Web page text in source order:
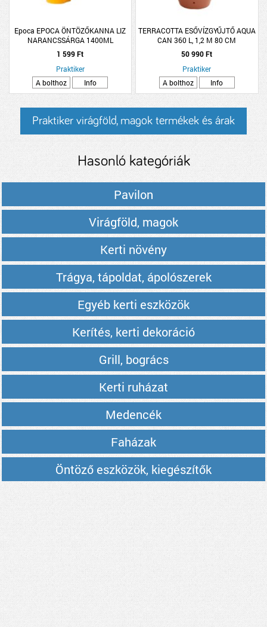
Epoca EPOCA ÖNTÖZŐKANNA LIZ
NARANCSSÁRGA 1400ML
1 599 Ft
Praktiker
A bolthoz
Info
TERRACOTTA ESŐVÍZGYŰJTŐ AQUA
CAN 360 L, 1,2 M 80 CM
ÁTMÉRŐVEL,CSAP NÉLKÜL *KAP*
50 990 Ft
Praktiker
A bolthoz
Info
Praktiker virágföld, magok termékek és árak
Hasonló kategóriák
Pavilon
Virágföld, magok
Kerti növény
Trágya, tápoldat, ápolószerek
Egyéb kerti eszközök
Kerítés, kerti dekoráció
Grill, bogrács
Kerti ruházat
Medencék
Faházak
Öntöző eszközök, kiegészítők